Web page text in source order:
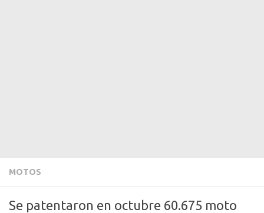
MOTOS
Se patentaron en octubre 60.675 moto